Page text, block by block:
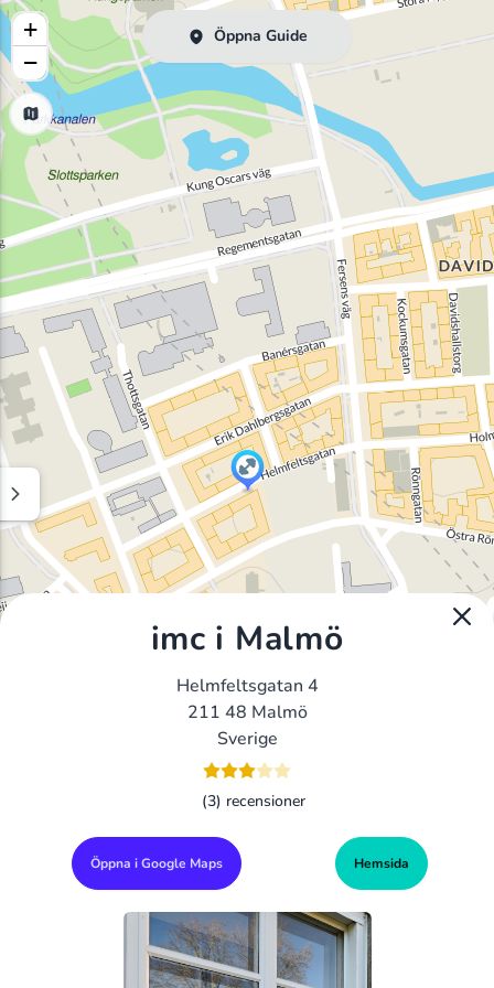
Öppna Guide
+
−
imc i Malmö
Helmfeltsgatan 4
211 48 Malmö
Sverige
(3) recensioner
Öppna i Google Maps Hemsida
Alla Gym I Sverige Sveriges Ledande Gymkedjor